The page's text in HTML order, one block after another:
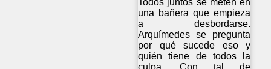
una bañera que empieza
a desbordarse.
Arquímedes se pregunta
por qué sucede eso y
quién tiene de todos la
culpa. Con tal de